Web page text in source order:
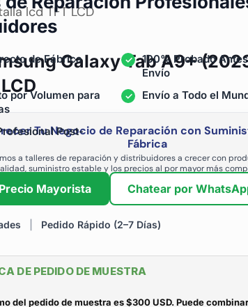
lcd TFT LCD
Galaxy Tab A9+
Tu Negocio de Reparación con
Fábrica
a talleres de reparación y distribuidores a crecer con
suministro estable y los precios al por mayor más
de Fábrica
100% Probado
Envío
por Volumen para
Envío a Todo el
Post-
Mayorista Chatear por
Pedido Rápido (2–7 Días)
DE PEDIDO DE MUESTRA
del pedido de muestra es $300 USD. Puede